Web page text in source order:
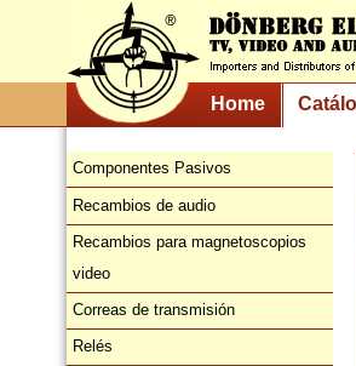
Home
Componentes Pasivos
Recambios de audio
Recambios para magnetoscopios
video
Correas de transmisión
Relés